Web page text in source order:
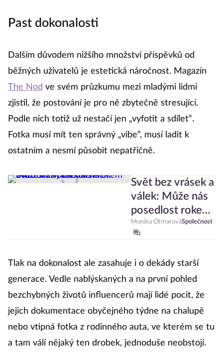
Past dokonalosti
Dalším důvodem nižšího množství příspěvků od
běžných uživatelů je estetická náročnost. Magazín
The Nod ve svém průzkumu mezi mladými lidmi
zjistil, že postování je pro ně zbytečně stresující.
Podle nich totiž už nestačí jen „vyfotit a sdílet“.
Fotka musí mít ten správný „vibe“, musí ladit k
ostatním a nesmí působit nepatřičně.
Svět bez vrásek a
válek: Může nás
posedlost rokem
2016 srazit na
kolena?
Monika OtmarováSpolečnost
Tlak na dokonalost ale zasahuje i o dekády starší
generace. Vedle nablýskaných a na první pohled
bezchybných životů influencerů mají lidé pocit, že
jejich dokumentace obyčejného týdne na chalupě
nebo vtipná fotka z rodinného auta, ve kterém se tu
a tam válí nějaký ten drobek, jednoduše neobstojí.